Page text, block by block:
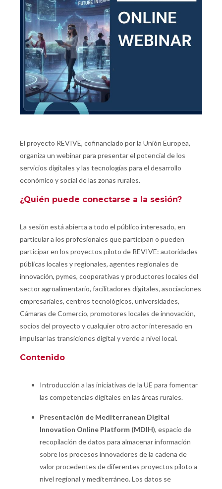
El proyecto REVIVE, cofinanciado por la Unión Europea,
organiza un webinar para presentar el potencial de los
servicios digitales y las tecnologías para el desarrollo
económico y social de las zonas rurales.
¿Quién puede conectarse a la sesión?
La sesión está abierta a todo el público interesado, en
particular a los profesionales que participan o pueden
participar en los proyectos piloto de REVIVE: autoridades
públicas locales y regionales, agentes regionales de
innovación, pymes, cooperativas y productores locales del
sector agroalimentario, facilitadores digitales, asociaciones
empresariales, centros tecnológicos, universidades,
Cámaras de Comercio, promotores locales de innovación,
socios del proyecto y cualquier otro actor interesado en
impulsar las transiciones digital y verde a nivel local.
Contenido
Introducción a las iniciativas de la UE para fomentar
las competencias digitales en las áreas rurales.
Presentación de Mediterranean Digital
Innovation Online Platform (MDIH), espacio de
recopilación de datos para almacenar información
sobre los procesos innovadores de la cadena de
valor procedentes de diferentes proyectos piloto a
nivel regional y mediterráneo. Los datos se